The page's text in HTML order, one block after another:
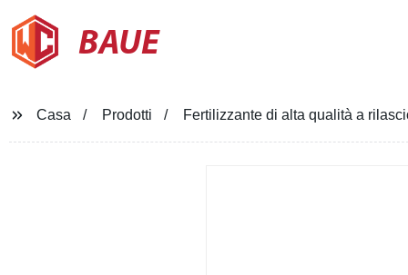
BAUE
Casa Prodotti Fertilizzante di alta qualità a